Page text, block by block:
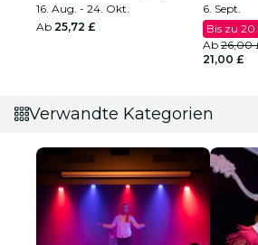
16. Aug. - 24. Okt.
Ab 25,72 £
6. Sept.
Bis zu 20
Ab 26,00
21,00 £
Verwandte Kategorien